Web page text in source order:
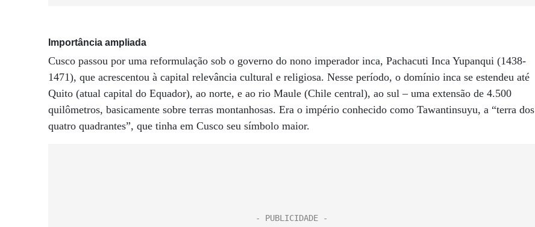
Importância ampliada
Cusco passou por uma reformulação sob o governo do nono imperador inca, Pachacuti Inca Yupanqui (1438-
1471), que acrescentou à capital relevância cultural e religiosa. Nesse período, o domínio inca se estendeu até
Quito (atual capital do Equador), ao norte, e ao rio Maule (Chile central), ao sul – uma extensão de 4.500
quilômetros, basicamente sobre terras montanhosas. Era o império conhecido como Tawantinsuyu, a “terra dos
quatro quadrantes”, que tinha em Cusco seu símbolo maior.